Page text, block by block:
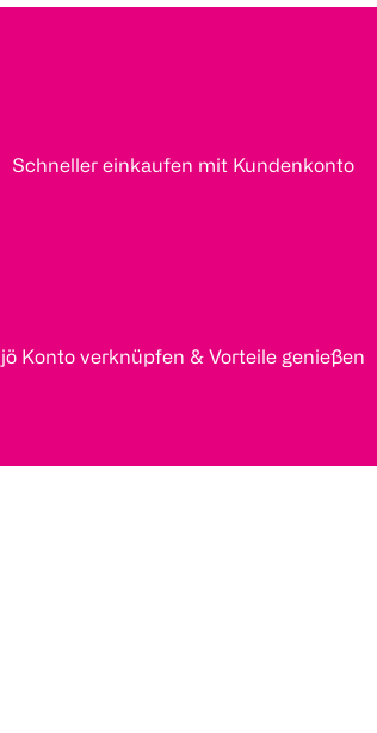
Schneller einkaufen mit Kundenkonto
jö Konto verknüpfen & Vorteile genießen